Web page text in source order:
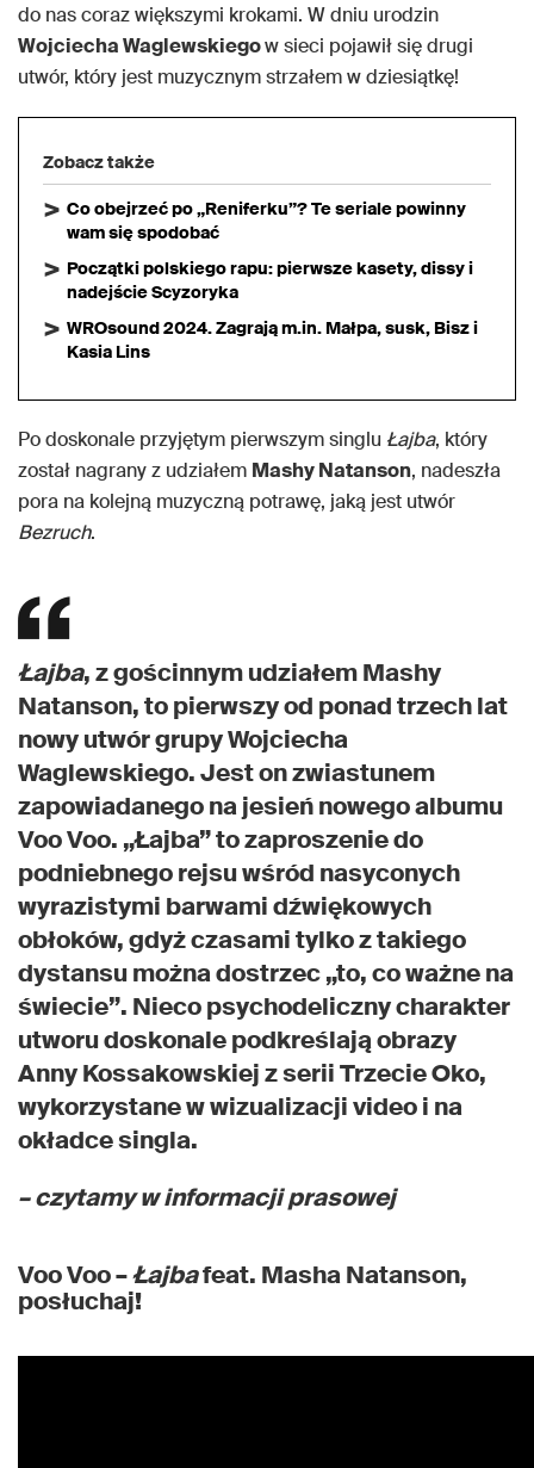
do nas coraz większymi krokami. W dniu urodzin
Wojciecha Waglewskiegow sieci pojawił się drugi
utwór, który jest muzycznym strzałem w dziesiątkę!
Zobacz także
Co obejrzeć po „Reniferku”? Te seriale powinny
wam się spodobać
Początki polskiego rapu: pierwsze kasety, dissy i
nadejście Scyzoryka
WROsound 2024. Zagrają m.in. Małpa, susk, Bisz i
Kasia Lins
Po doskonale przyjętym pierwszym singlu Łajba, który
został nagrany z udziałem Mashy Natanson, nadeszła
pora na kolejną muzyczną potrawę, jaką jest utwór
Bezruch.
Łajba, z gościnnym udziałem Mashy
Natanson, to pierwszy od ponad trzech lat
nowy utwór grupy Wojciecha
Waglewskiego. Jest on zwiastunem
zapowiadanego na jesień nowego albumu
Voo Voo. „Łajba” to zaproszenie do
podniebnego rejsu wśród nasyconych
wyrazistymi barwami dźwiękowych
obłoków, gdyż czasami tylko z takiego
dystansu można dostrzec „to, co ważne na
świecie”. Nieco psychodeliczny charakter
utworu doskonale podkreślają obrazy
Anny Kossakowskiej z serii Trzecie Oko,
wykorzystane w wizualizacji video i na
okładce singla.
– czytamy w informacji prasowej
Voo Voo –Łajbafeat. Masha Natanson,
posłuchaj!